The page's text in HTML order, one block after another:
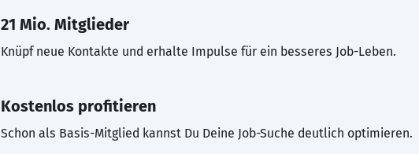
21 Mio. Mitglieder
Knüpf neue Kontakte und erhalte Impulse für ein besseres Job-Leben.
Kostenlos profitieren
Schon als Basis-Mitglied kannst Du Deine Job-Suche deutlich optimieren.